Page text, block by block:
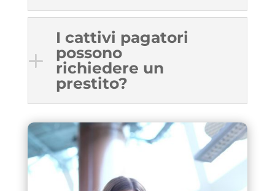
I cattivi pagatori
possono
richiedere un
prestito?